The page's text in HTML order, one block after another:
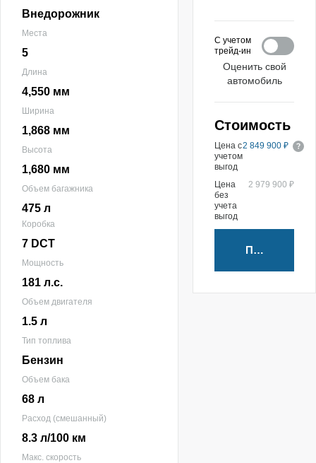
Внедорожник
Места
5
Длина
4,550 мм
Ширина
1,868 мм
Высота
1,680 мм
Объем багажника
475 л
Коробка
7 DCT
Мощность
181 л.с.
Объем двигателя
1.5 л
Тип топлива
Бензин
Объем бака
68 л
Расход (смешанный)
8.3 л/100 км
Макс. скорость
С учетом
трейд-ин
Оценить свой
автомобиль
Стоимость
Цена с
учетом
выгод
2 849 900 ₽
Цена
без
учета
выгод
2 979 900 ₽
Получить